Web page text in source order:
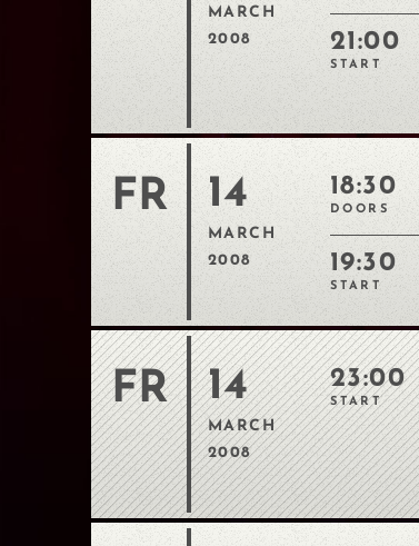
MARCH
2008
21:00
START
FR 14
MARCH
2008
18:30
DOORS
19:30
START
FR 14
MARCH
2008
23:00
START